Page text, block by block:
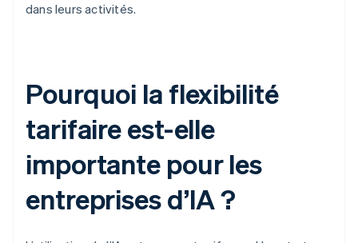
dans leurs activités.
Pourquoi la flexibilité
tarifaire est-elle
importante pour les
entreprises d’IA ?